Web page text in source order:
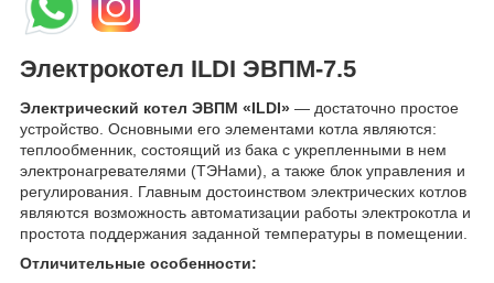
Электрокотел ILDI ЭВПМ-7.5
Электрический котел ЭВПМ «ILDI» — достаточно простое
устройство. Основными его элементами котла являются:
теплообменник, состоящий из бака с укрепленными в нем
электронагревателями (ТЭНами), а также блок управления и
регулирования. Главным достоинством электрических котлов
являются возможность автоматизации работы электрокотла и
простота поддержания заданной температуры в помещении.
Отличительные особенности: